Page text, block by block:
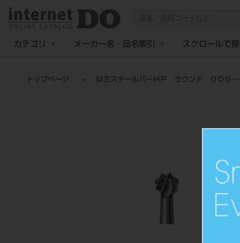
カテゴリ メーカー名・品名索引 スクロールで探
トップページ ＭＳスチールバーＨＰ ラウンド ００５